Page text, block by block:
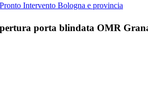
Intervento Bologna e provincia
porta blindata OMR